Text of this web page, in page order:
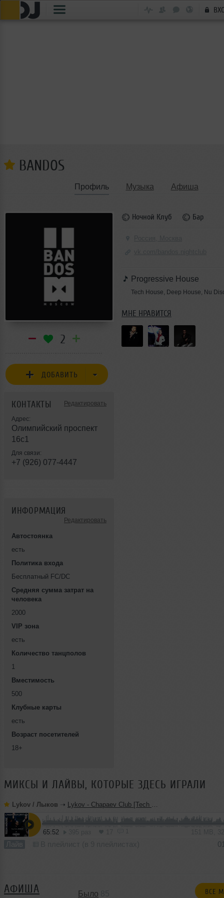
BANDOS
Профиль Музыка Афиша
2
ДОБАВИТЬ
КОНТАКТЫ Редактировать
Адрес:
Олимпийский проспект
16с1
Для связи:
+7 (926) 077-4447
ИНФОРМАЦИЯ
Редактировать
Автостоянка
есть
Политика входа
Бесплатный FC/DC
Средняя сумма затрат на
человека
2000
VIP зона
есть
Количество танцполов
1
Вместимость
500
Клубные карты
есть
Возраст посетителей
18+
Ночной Клуб Бар
Progressive House
Tech House, Deep House, Nu
МНЕ НРАВИТСЯ
МИКСЫ И ЛАЙВЫ, КОТОРЫЕ ЗДЕСЬ ИГРАЛИ
Lykov / Лыков ➝ Lykov - Chapaev Club [Tech House] 28.01.2017
65:52
Лайв
ВСЕ
АФИША Было